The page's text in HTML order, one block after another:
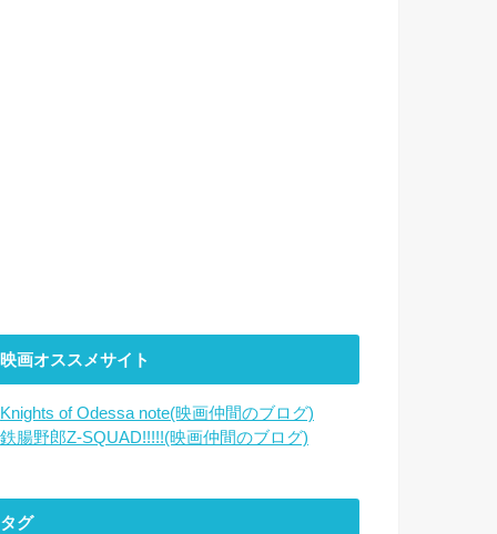
映画オススメサイト
Knights of Odessa note(映画仲間のブログ)
鉄腸野郎Z-SQUAD!!!!!(映画仲間のブログ)
タグ